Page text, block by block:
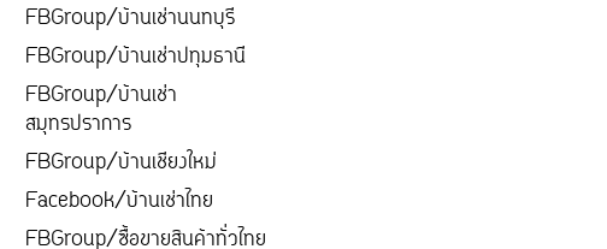
FBGroup/บ้านเช่านนทบุรี
FBGroup/บ้านเช่าปทุมธานี
FBGroup/บ้านเช่า
สมุทรปราการ
FBGroup/บ้านเชียงใหม่
Facebook/บ้านเช่าไทย
FBGroup/ซื้อขายสินค้าทั่วไทย